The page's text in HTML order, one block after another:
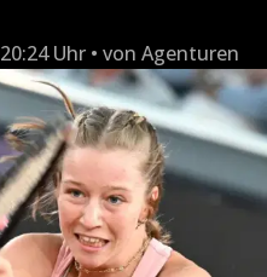
Uhr von Agenturen